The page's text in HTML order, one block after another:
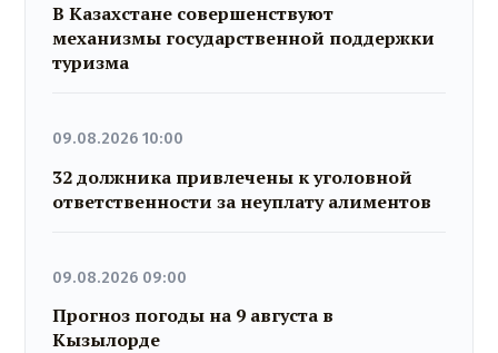
В Казахстане совершенствуют
механизмы государственной поддержки
туризма
09.08.2026 10:00
32 должника привлечены к уголовной
ответственности за неуплату алиментов
09.08.2026 09:00
Прогноз погоды на 9 августа в
Кызылорде